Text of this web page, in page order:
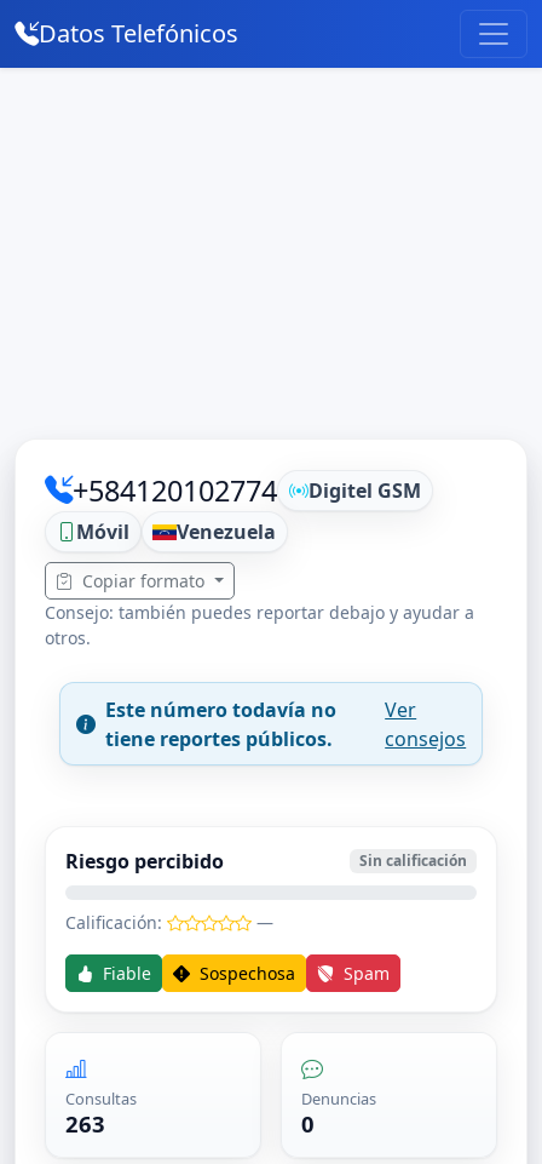
Datos Telefónicos
+584120102774
Digitel GSM
Móvil
Venezuela
Copiar formato
Consejo: también puedes reportar debajo y ayudar a
otros.
Este número todavía no
tiene reportes públicos.
Ver
consejos
Riesgo percibido Sin calificación
Calificación: —
Fiable Sospechosa Spam
Consultas
263
Denuncias
0